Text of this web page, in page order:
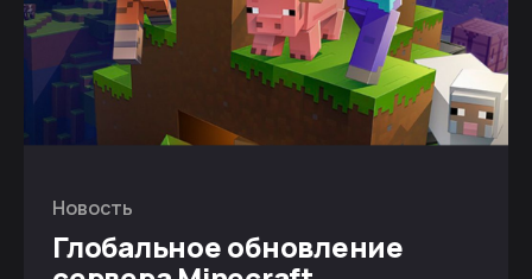
Новость
Глобальное обновление